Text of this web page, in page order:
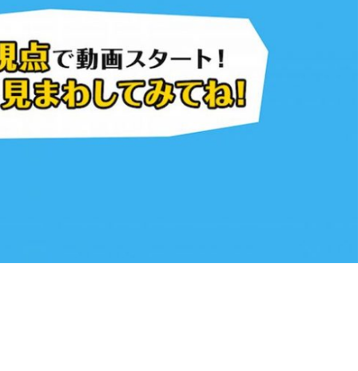
『アイ＝ラブ！げーみん
E齋藤樹愛羅＆佐々木舞
ビュー